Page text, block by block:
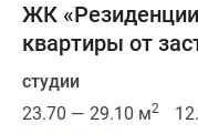
будут
построены
монолитные
корпуса
ЖК
квартиры от
студии
23.70 — 29.10 м2